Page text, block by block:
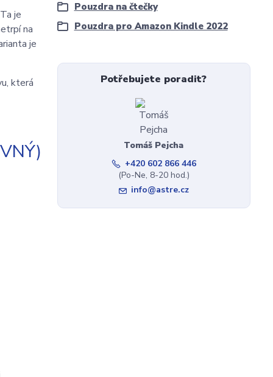
je
na
je
která
Pouzdra na čtečky
Pouzdra pro Amazon Kindle 2022
Potřebujete poradit?
Tomáš Pejcha
+420 602 866 446
(Po-Ne, 8-20 hod.)
info@astre.cz